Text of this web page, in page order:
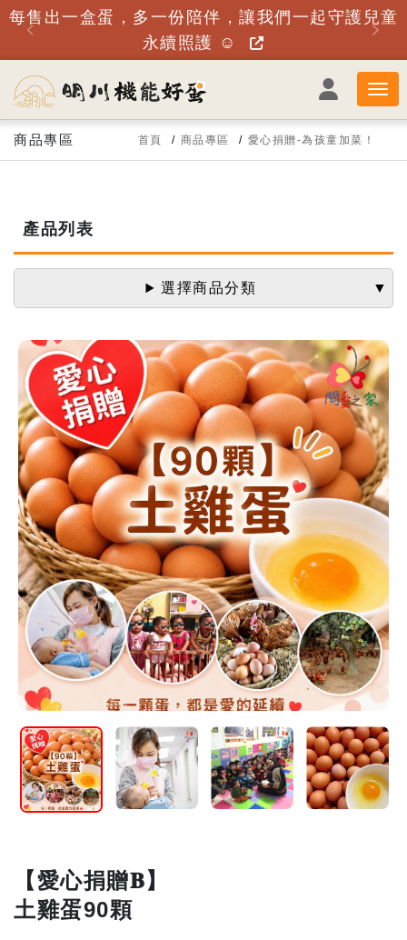
每售出一盒蛋，多一份陪伴，讓我們一起守護兒童
永續照護 ☺️
商品專區 首頁 商品專區 愛心捐贈-為孩童加菜！
產品列表
選擇商品分類
【愛心捐贈𝐁】
土雞蛋90顆